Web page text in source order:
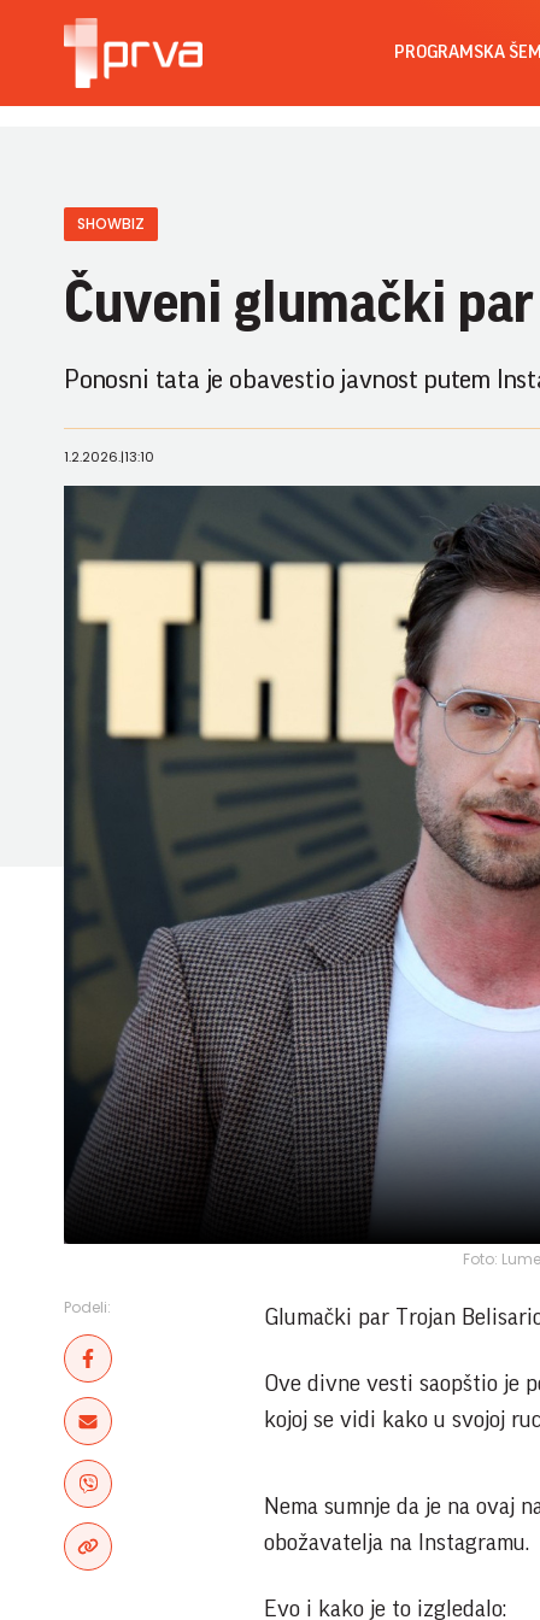
PROGRAMSKA
SHOWBIZ
Čuveni glumački par
Ponosni tata je obavestio javnost putem
Foto:
1.2.2026.|13:10
Podeli: Glumački par Trojan
Ove divne vesti saopštio je
kojoj se vidi kako u svojoj
Nema sumnje da je na ovaj
obožavatelja na Instagramu.
Evo i kako je to izgledalo: